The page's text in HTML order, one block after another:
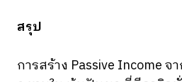
สรุป
การสร้าง Passive Income